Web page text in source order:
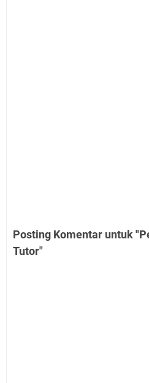
Posting Komentar untuk
Tutor"